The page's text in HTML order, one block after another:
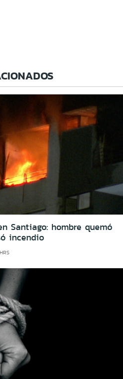
Santiago: hombre quemó
incendio